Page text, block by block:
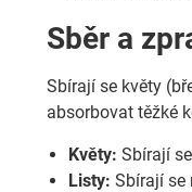
Sběr a
Sbírají se květy
absorbovat těžké
Květy: Sbírají
Listy: Sbírají se